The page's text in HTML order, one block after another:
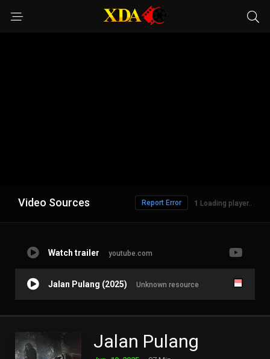
Video Sources Loading player..
Report Error
Watch trailer youtube.com
Jalan Pulang (2025) Unknown resource
Jalan Pulang